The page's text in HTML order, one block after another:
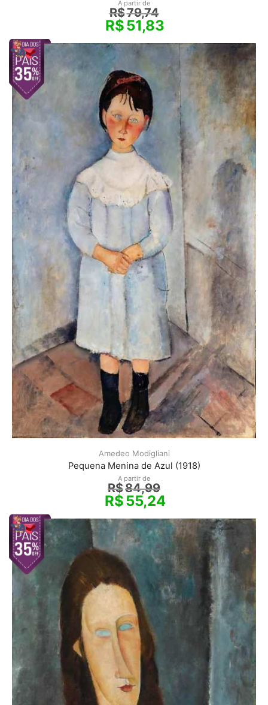
A partir de
R$79,74
R$51,83
Amedeo Modigliani
Pequena Menina de Azul (1918)
A partir de
R$84,99
R$55,24